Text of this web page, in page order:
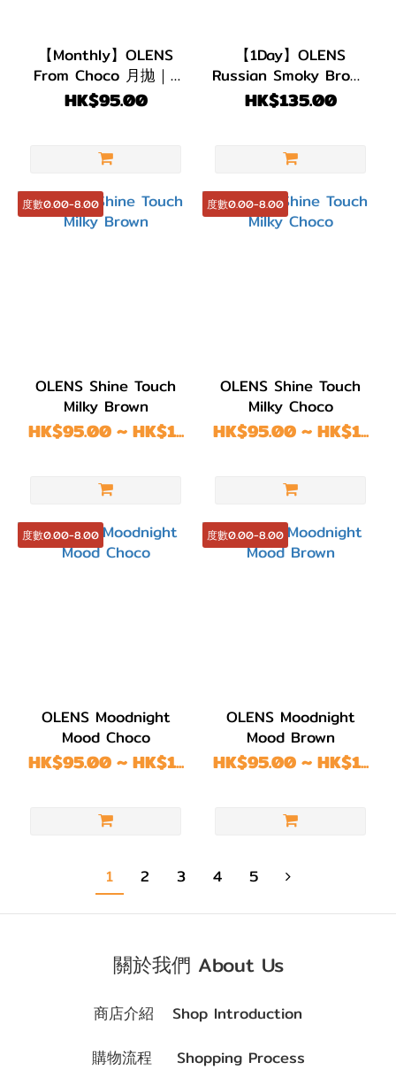
【Monthly】OLENS
From Choco 月拋｜1
盒2片
HK$95.00
【1Day】OLENS
Russian Smoky Brown
日拋｜1盒10片
HK$135.00
度數0.00-8.00
OLENS Shine Touch
Milky Brown
HK$95.00 ~ HK$1...
度數0.00-8.00
OLENS Shine Touch
Milky Choco
HK$95.00 ~ HK$1...
度數0.00-8.00
OLENS Moodnight
Mood Choco
HK$95.00 ~ HK$1...
度數0.00-8.00
OLENS Moodnight
Mood Brown
HK$95.00 ~ HK$1...
1 2 3 4 5
關於我們 About Us
商店介紹 Shop Introduction
購物流程 Shopping Process